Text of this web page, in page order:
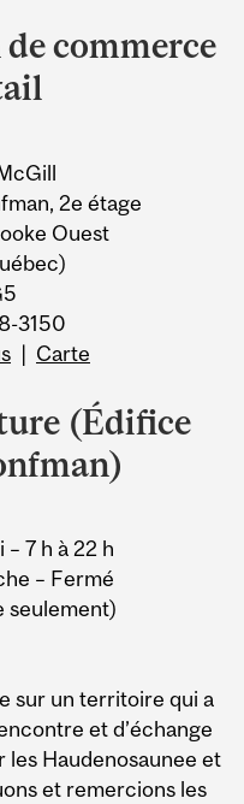
commerce
2e étage
Ouest
3150
| Carte
(Édifice
7 h à 22 h
– Fermé
seulement)
sur un territoire qui a
et d’échange
Haudenosaunee et
et remercions les